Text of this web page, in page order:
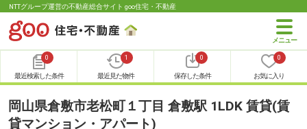
NTTグループ運営の不動産総合サイト goo住宅・不動産
0
最近検索した条件
1
最近見た物件
0
保存した条件
0
お気に入り
岡山県倉敷市老松町１丁目 倉敷駅 1LDK 賃貸(賃
貸マンション・アパート)